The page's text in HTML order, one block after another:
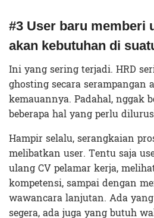
#3 User baru memberi
akan kebutuhan di
Ini yang sering terjadi. HRD
ghosting secara serampangan
kemauannya. Padahal, nggak
beberapa hal yang perlu
Hampir selalu, serangkaian
melibatkan user. Tentu saja
ulang CV pelamar kerja,
kompetensi, sampai dengan
wawancara lanjutan. Ada
segera, ada juga yang butuh